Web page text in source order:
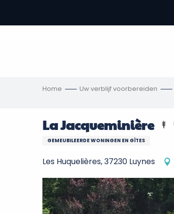
contenu
Home Uw verblijf voorbereiden
La Jacqueminière
GEMEUBILEERDE WONINGEN EN GÎTES
Les Huquelières, 37230 Luynes